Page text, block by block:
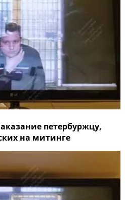
петербуржцу,
на митинге